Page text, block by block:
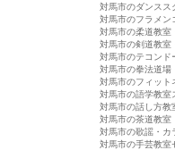
対馬市のダンスス
対馬市のフラメン
対馬市の柔道教室
対馬市の剣道教室
対馬市のテコンド
対馬市の拳法道場
対馬市のフィット
対馬市の語学教室
対馬市の話し方教
対馬市の茶道教室
対馬市の歌謡・カ
対馬市の手芸教室